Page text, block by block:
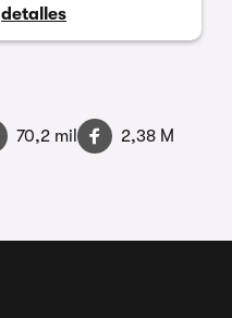
detalles
70,2 mil
2,38 M